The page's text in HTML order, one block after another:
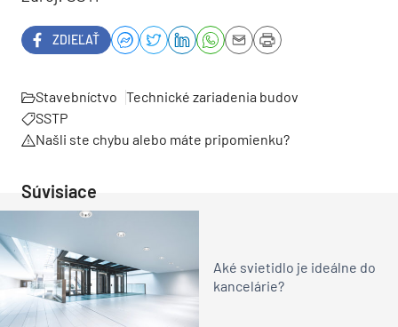
ZDIEĽAŤ
Stavebníctvo Technické zariadenia budov
SSTP
Našli ste chybu alebo máte pripomienku?
Súvisiace
Aké svietidlo je ideálne do
kancelárie?